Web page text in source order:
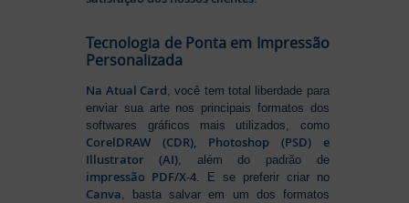
Tecnologia de Ponta em Impressão
Personalizada
Na Atual Card , você tem total liberdade para
enviar sua arte nos principais formatos dos
softwares gráficos mais utilizados, como
CorelDRAW (CDR), Photoshop (PSD) e
Illustrator (AI) , além do padrão de
impressão PDF/X-4 . E se preferir criar no
Canva , basta salvar em um dos formatos